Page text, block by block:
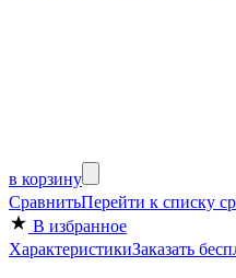
в корзину
СравнитьПерейти к списку
В избранное
ХарактеристикиЗаказать